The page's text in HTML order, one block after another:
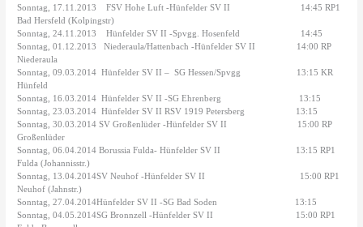
Sonntag, 17.11.2013
FSV Hohe Luft -Hünfelder SV II
14:45 RP1
Bad Hersfeld (Kolpingstr)
Sonntag, 24.11.2013
Hünfelder SV II -Spvgg. Hosenfeld
14:45
Sonntag, 01.12.2013
Niederaula/Hattenbach -Hünfelder SV II
14:00 RP
Niederaula
Sonntag, 09.03.2014 Hünfelder SV II – SG Hessen/Spvgg
13:15 KR
Hünfeld
Sonntag, 16.03.2014 Hünfelder SV II -SG Ehrenberg
13:15
Sonntag, 23.03.2014 Hünfelder SV II RSV 1919 Petersberg
13:15
Sonntag, 30.03.2014 SV Großenlüder -Hünfelder SV II
15:00 RP
Großenlüder
Sonntag, 06.04.2014 Borussia Fulda- Hünfelder SV II
13:15 RP1
Fulda (Johannisstr.)
Sonntag, 13.04.2014SV Neuhof -Hünfelder SV II
15:00 RP1
Neuhof (Jahnstr.)
Sonntag, 27.04.2014Hünfelder SV II -SG Bad Soden
13:15
Sonntag, 04.05.2014SG Bronnzell -Hünfelder SV II
15:00 RP1